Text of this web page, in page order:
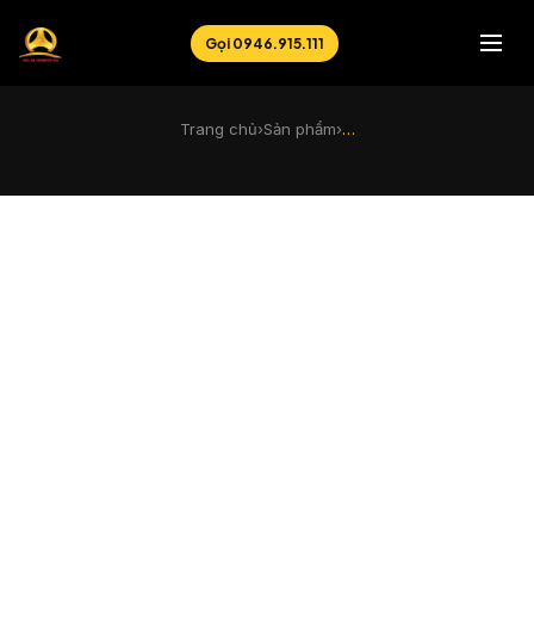
Gọi 0946.915.111
Trang chủ›Sản phẩm›…